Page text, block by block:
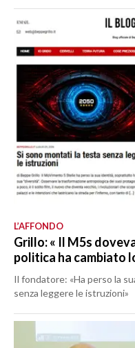
L’AFFONDO
Grillo: « Il M5s
politica ha cambiato
Il fondatore: «Ha perso la
senza leggere le istruzioni»